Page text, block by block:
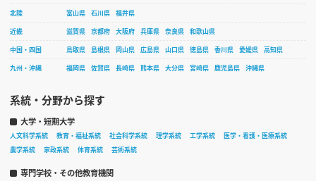
北陸
富山県 石川県
福井県
近畿
滋賀県 京都府 大阪府 兵庫県 奈良県
和歌山県
中国・四国
鳥取県 島根県 岡山県 広島県 山口県 徳島県 香川県 愛媛県
高知県
九州・沖縄
福岡県 佐賀県 長崎県 熊本県 大分県 宮崎県 鹿児島県 沖縄県
系統・分野から探す
大学・短期大学
人文科学系統 教育・福祉系統 社会科学系統 理学系統 工学系統
医学・看護・医療系統
農学系統
家政系統 体育系統 芸術系統
専門学校・その他教育機関